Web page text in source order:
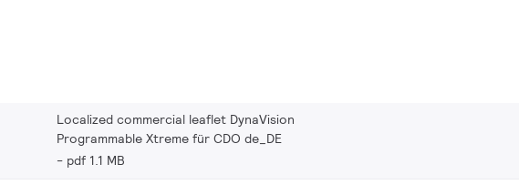
Localized commercial leaflet DynaVision
Programmable Xtreme für CDO de_DE
pdf 1.1 MB